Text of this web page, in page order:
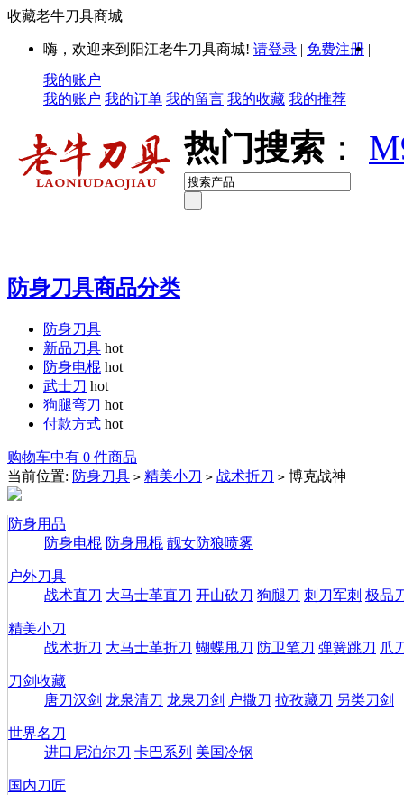
收藏老牛刀具商城
嗨，欢迎来到阳江老牛刀具商城! 请登录 | 免费注册 ||
我的账户
我的账户 我的订单 我的留言 我的收藏 我的推荐
热门搜索 ：
防身刀具商品分类
防身刀具
新品刀具 hot
防身电棍 hot
武士刀 hot
狗腿弯刀 hot
付款方式 hot
购物车中有 0 件商品
当前位置: 防身刀具 > 精美小刀 > 战术折刀 > 博克战神
防身用品
防身电棍 防身甩棍 靓女防狼喷雾
户外刀具
战术直刀 大马士革直刀 开山砍刀 狗腿刀 刺刀军刺 极品
精美小刀
战术折刀 大马士革折刀 蝴蝶甩刀 防卫笔刀 弹簧跳刀 爪
刀剑收藏
唐刀汉剑 龙泉清刀 龙泉刀剑 户撒刀 拉孜藏刀 另类刀剑
世界名刀
进口尼泊尔刀 卡巴系列 美国冷钢
国内刀匠